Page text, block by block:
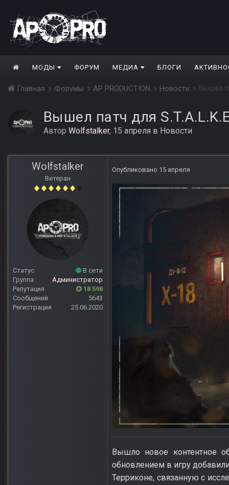
МОДЫ ФОРУМ МЕДИА БЛОГИ
Главная Форумы AP PRODUCTION Новости Вышел
Вышел патч для
Автор Wolfstalker, 15 апреля в Новости
Wolfstalker
Ветеран
Статус
В сети
Группа
Администратор
Репутация
18 598
Сообщений
5643
Регистрация
25.06.2020
Опубликовано 15 апреля
Вышло новое контентное
обновлением в игру
Терриконе, связанную с